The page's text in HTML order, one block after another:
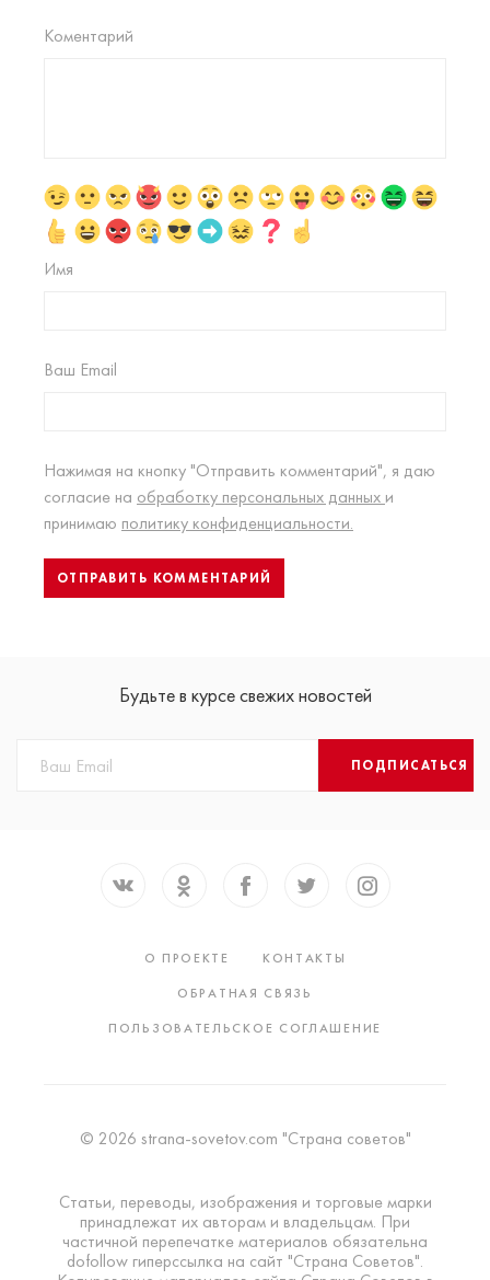
Коментарий
Имя
Ваш Email
Нажимая на кнопку "Отправить комментарий", я даю
согласие на обработку персональных данных и
принимаю политику конфиденциальности.
Будьте в курсе свежих новостей
ПОДПИСАТЬСЯ
О ПРОЕКТЕ
КОНТАКТЫ
ОБРАТНАЯ СВЯЗЬ
ПОЛЬЗОВАТЕЛЬСКОЕ СОГЛАШЕНИЕ
© 2026 strana-sovetov.com "Страна советов"
Статьи, переводы, изображения и торговые марки
принадлежат их авторам и владельцам. При
частичной перепечатке материалов обязательна
dofollow гиперссылка на сайт "Страна Советов".